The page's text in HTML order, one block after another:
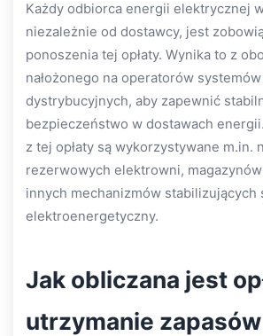
Każdy odbiorca energii elektrycznej
niezależnie od dostawcy, jest
ponoszenia tej opłaty. Wynika to z
nałożonego na operatorów
dystrybucyjnych, aby zapewnić
bezpieczeństwo w dostawach
z tej opłaty są wykorzystywane m.in.
rezerwowych elektrowni,
innych mechanizmów stabilizujących
elektroenergetyczny.
Jak obliczana jest
utrzymanie